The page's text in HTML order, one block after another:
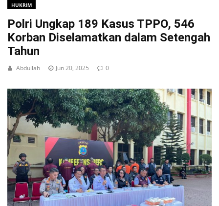
HUKRIM
Polri Ungkap 189 Kasus TPPO, 546
Korban Diselamatkan dalam Setengah
Tahun
Abdullah Jun 20, 2025 0